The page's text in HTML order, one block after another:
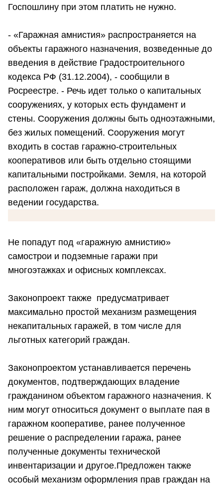
Госпошлину при этом платить не нужно.
- «Гаражная амнистия» распространяется на
объекты гаражного назначения, возведенные до
введения в действие Градостроительного
кодекса РФ (31.12.2004), - сообщили в
Росреестре. - Речь идет только о капитальных
сооружениях, у которых есть фундамент и
стены. Сооружения должны быть одноэтажными,
без жилых помещений. Сооружения могут
входить в состав гаражно-строительных
кооперативов или быть отдельно стоящими
капитальными постройками. Земля, на которой
расположен гараж, должна находиться в
ведении государства.
Не попадут под «гаражную амнистию»
самострои и подземные гаражи при
многоэтажках и офисных комплексах.
Законопроект также предусматривает
максимально простой механизм размещения
некапитальных гаражей, в том числе для
льготных категорий граждан.
Законопроектом устанавливается перечень
документов, подтверждающих владение
гражданином объектом гаражного назначения. К
ним могут относиться документ о выплате пая в
гаражном кооперативе, ранее полученное
решение о распределении гаража, ранее
полученные документы технической
инвентаризации и другое.Предложен также
особый механизм оформления прав граждан на